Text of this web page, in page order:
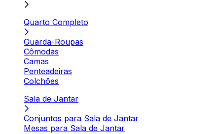
Quarto Completo
Guarda-Roupas
Cômodas
Camas
Penteadeiras
Colchões
Sala de Jantar
Conjuntos para Sala de Jantar
Mesas para Sala de Jantar